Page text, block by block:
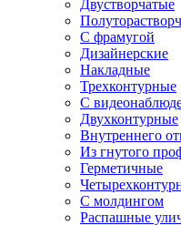
Двустворчатые
С фрамугой
Дизайнерские
Накладные
Трехконтурные
С
Двухконтурные
Внутреннего
Из гнутого
Герметичные
С молдингом
Распашные